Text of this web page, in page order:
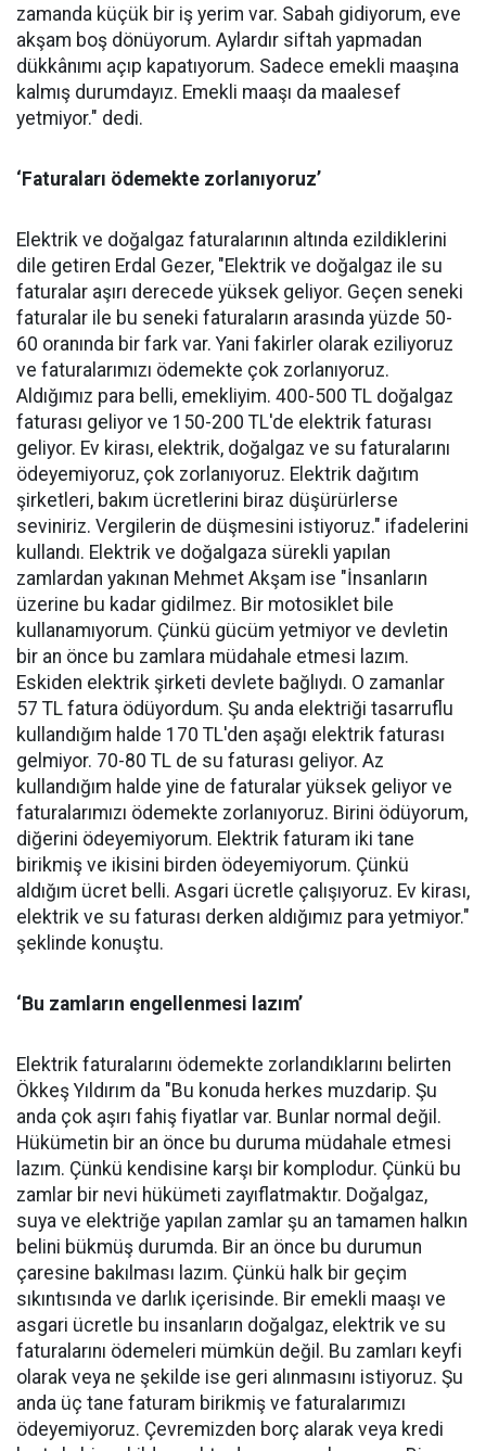
zamanda küçük bir iş yerim var. Sabah gidiyorum, eve
akşam boş dönüyorum. Aylardır siftah yapmadan
dükkânımı açıp kapatıyorum. Sadece emekli maaşına
kalmış durumdayız. Emekli maaşı da maalesef
yetmiyor." dedi.
‘Faturaları ödemekte zorlanıyoruz’
Elektrik ve doğalgaz faturalarının altında ezildiklerini
dile getiren Erdal Gezer, "Elektrik ve doğalgaz ile su
faturalar aşırı derecede yüksek geliyor. Geçen seneki
faturalar ile bu seneki faturaların arasında yüzde 50-
60 oranında bir fark var. Yani fakirler olarak eziliyoruz
ve faturalarımızı ödemekte çok zorlanıyoruz.
Aldığımız para belli, emekliyim. 400-500 TL doğalgaz
faturası geliyor ve 150-200 TL'de elektrik faturası
geliyor. Ev kirası, elektrik, doğalgaz ve su faturalarını
ödeyemiyoruz, çok zorlanıyoruz. Elektrik dağıtım
şirketleri, bakım ücretlerini biraz düşürürlerse
seviniriz. Vergilerin de düşmesini istiyoruz." ifadelerini
kullandı. Elektrik ve doğalgaza sürekli yapılan
zamlardan yakınan Mehmet Akşam ise "İnsanların
üzerine bu kadar gidilmez. Bir motosiklet bile
kullanamıyorum. Çünkü gücüm yetmiyor ve devletin
bir an önce bu zamlara müdahale etmesi lazım.
Eskiden elektrik şirketi devlete bağlıydı. O zamanlar
57 TL fatura ödüyordum. Şu anda elektriği tasarruflu
kullandığım halde 170 TL'den aşağı elektrik faturası
gelmiyor. 70-80 TL de su faturası geliyor. Az
kullandığım halde yine de faturalar yüksek geliyor ve
faturalarımızı ödemekte zorlanıyoruz. Birini ödüyorum,
diğerini ödeyemiyorum. Elektrik faturam iki tane
birikmiş ve ikisini birden ödeyemiyorum. Çünkü
aldığım ücret belli. Asgari ücretle çalışıyoruz. Ev kirası,
elektrik ve su faturası derken aldığımız para yetmiyor."
şeklinde konuştu.
‘Bu zamların engellenmesi lazım’
Elektrik faturalarını ödemekte zorlandıklarını belirten
Ökkeş Yıldırım da "Bu konuda herkes muzdarip. Şu
anda çok aşırı fahiş fiyatlar var. Bunlar normal değil.
Hükümetin bir an önce bu duruma müdahale etmesi
lazım. Çünkü kendisine karşı bir komplodur. Çünkü bu
zamlar bir nevi hükümeti zayıflatmaktır. Doğalgaz,
suya ve elektriğe yapılan zamlar şu an tamamen halkın
belini bükmüş durumda. Bir an önce bu durumun
çaresine bakılması lazım. Çünkü halk bir geçim
sıkıntısında ve darlık içerisinde. Bir emekli maaşı ve
asgari ücretle bu insanların doğalgaz, elektrik ve su
faturalarını ödemeleri mümkün değil. Bu zamları keyfi
olarak veya ne şekilde ise geri alınmasını istiyoruz. Şu
anda üç tane faturam birikmiş ve faturalarımızı
ödeyemiyoruz. Çevremizden borç alarak veya kredi